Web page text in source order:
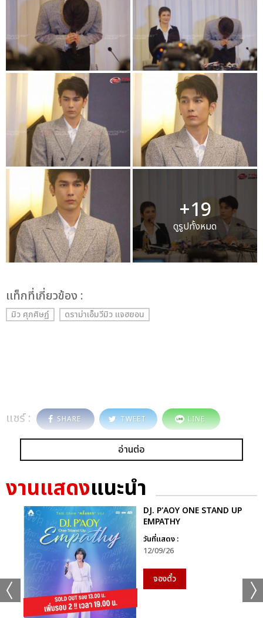
+19
ดูรูปทั้งหมด
เเท็กที่เกี่ยวข้อง :
มิว ศุภศิษฏ์ ดราม่าเอ็มวีมิว แจฮยอน
แชร์ : SHARE TWEET LINE
อ่านต่อ
งานแสดงแนะนำ
DJ. P'AOY ONE STAND UP
EMPATHY
วันที่แสดง :
12/09/26
จองตั๋ว